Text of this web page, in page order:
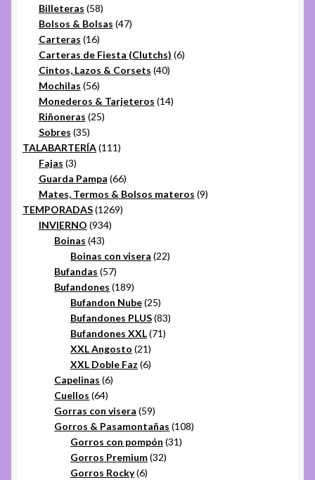
productos
Billeteras 5858
productos
Bolsos & Bolsas 4747
Carteras 1616
productos
Carteras de Fiesta (Clutchs) 66
Cintos, Lazos & Corsets 4040
Mochilas 5656
productos
Monederos & Tarjeteros 1414
Riñoneras 2525
Sobres 3535
productos
TALABARTERÍA 111111
Fajas 33
productos
Guarda Pampa 6666
productos
Mates, Termos & Bolsos materos 99
TEMPORADAS 12691269
INVIERNO 934934
Boinas 4343
productos
Boinas con visera 2222
Bufandas 5757
productos
Bufandones 189189
productos
Bufandon Nube 2525
productos
Bufandones PLUS 8383
Bufandones XXL 7171
XXL Angosto 2121
productos
XXL Doble Faz 66
Capelinas 66
Cuellos 6464
productos
Gorras con visera 5959
productos
Gorros & Pasamontañas 108108
Gorros con pompón 3131
Gorros Premium 3232
Gorros Rocky 66